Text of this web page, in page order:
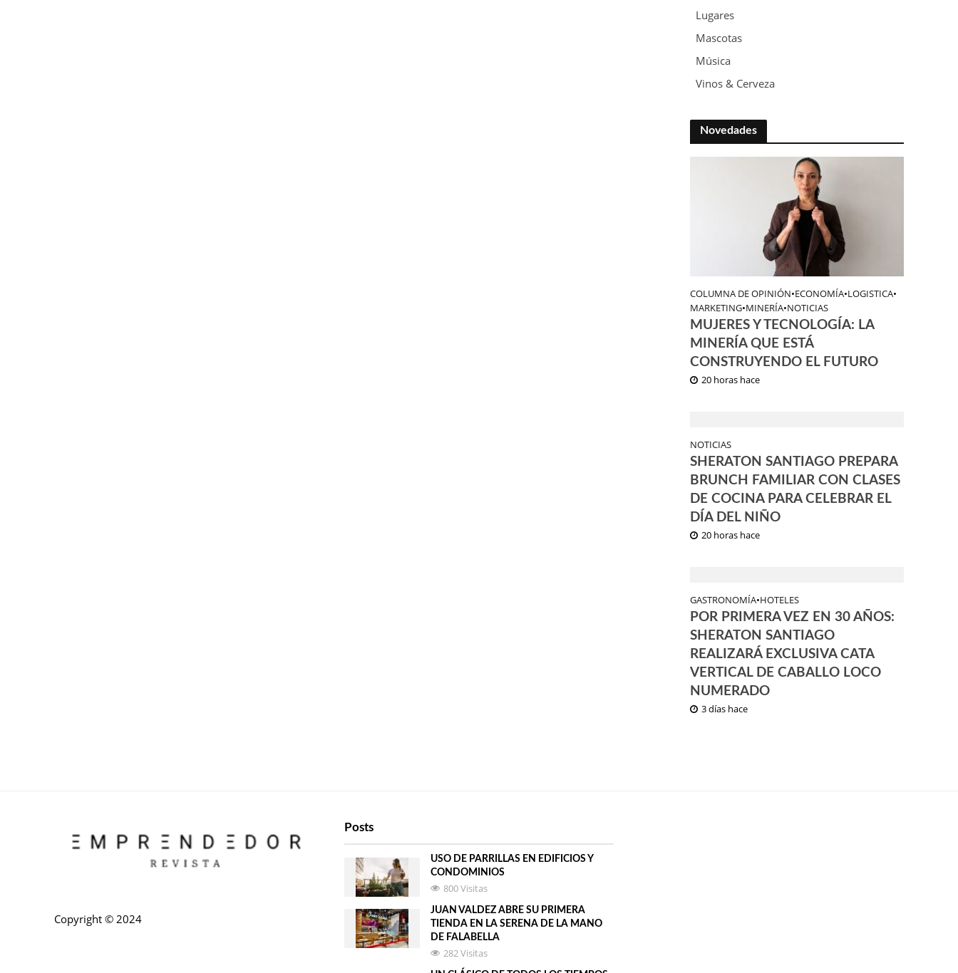
Lugares
Mascotas
Música
Vinos & Cerveza
Novedades
COLUMNA DE OPINIÓN•ECONOMÍA•LOGISTICA•
MARKETING•MINERÍA•NOTICIAS
MUJERES Y TECNOLOGÍA: LA
MINERÍA QUE ESTÁ
CONSTRUYENDO EL FUTURO
20 horas hace
NOTICIAS
SHERATON SANTIAGO PREPARA
BRUNCH FAMILIAR CON CLASES
DE COCINA PARA CELEBRAR EL
DÍA DEL NIÑO
20 horas hace
GASTRONOMÍA•HOTELES
POR PRIMERA VEZ EN 30 AÑOS:
SHERATON SANTIAGO
REALIZARÁ EXCLUSIVA CATA
VERTICAL DE CABALLO LOCO
NUMERADO
3 días hace
Copyright © 2024
Posts
USO DE PARRILLAS EN EDIFICIOS Y
CONDOMINIOS
800 Visitas
JUAN VALDEZ ABRE SU PRIMERA
TIENDA EN LA SERENA DE LA MANO
DE FALABELLA
282 Visitas